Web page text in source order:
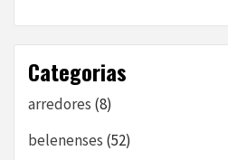
Categorias
arredores (8)
belenenses (52)